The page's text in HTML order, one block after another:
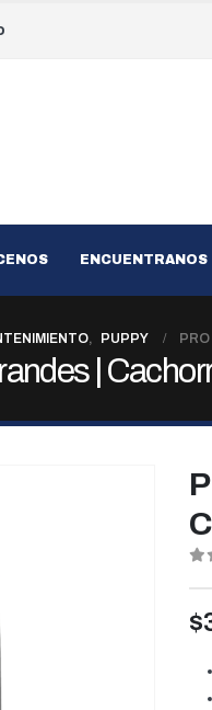
ENCUENTRANOS
, PUPPY
|
$